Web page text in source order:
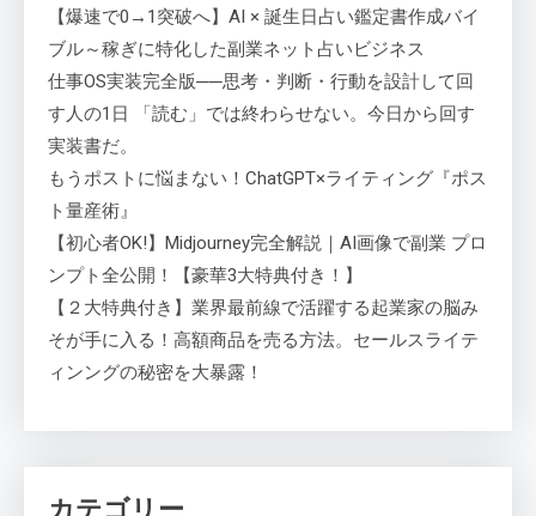
【爆速で0→1突破へ】AI × 誕生日占い鑑定書作成バイ
ブル～稼ぎに特化した副業ネット占いビジネス
仕事OS実装完全版──思考・判断・行動を設計して回
す人の1日 「読む」では終わらせない。今日から回す
実装書だ。
もうポストに悩まない！ChatGPT×ライティング『ポス
ト量産術』
【初心者OK!】Midjourney完全解説｜AI画像で副業 プロ
ンプト全公開！【豪華3大特典付き！】
【２大特典付き】業界最前線で活躍する起業家の脳み
そが手に入る！高額商品を売る方法。セールスライテ
ィンングの秘密を大暴露！